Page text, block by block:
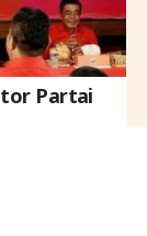
Partai